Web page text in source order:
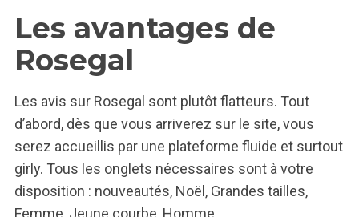
Les avantages de
Rosegal
Les avis sur Rosegal sont plutôt flatteurs. Tout
d’abord, dès que vous arriverez sur le site, vous
serez accueillis par une plateforme fluide et surtout
girly. Tous les onglets nécessaires sont à votre
disposition : nouveautés, Noël, Grandes tailles,